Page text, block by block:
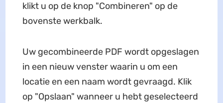
klikt u op de knop "Combineren" op de
bovenste werkbalk.
Uw gecombineerde PDF wordt opgeslagen
in een nieuw venster waarin u om een
locatie en een naam wordt gevraagd. Klik
op "Opslaan" wanneer u hebt geselecteerd